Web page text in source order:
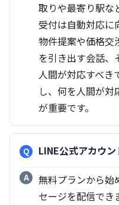
取りや最寄り駅な
受付は自動対応に
物件提案や価格交
を引き出す会話、
人間が対応すべき
し、何を人間が対
が重要です。
LINE公式アカウ
無料プランから始
セージを配信でき